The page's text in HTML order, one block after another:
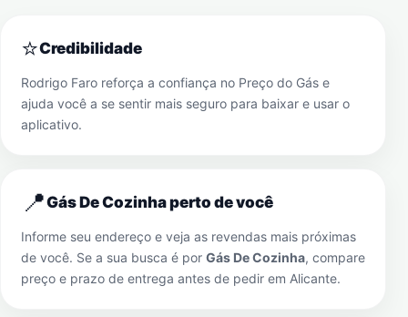
⭐Credibilidade
Rodrigo Faro reforça a confiança no Preço do Gás e
ajuda você a se sentir mais seguro para baixar e usar o
aplicativo.
📍Gás De Cozinha perto de você
Informe seu endereço e veja as revendas mais próximas
de você. Se a sua busca é por Gás De Cozinha, compare
preço e prazo de entrega antes de pedir em Alicante.